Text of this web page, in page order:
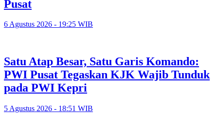
Pusat
6 Agustus 2026 - 19:25 WIB
Satu Atap Besar, Satu Garis Komando:
PWI Pusat Tegaskan KJK Wajib Tunduk
pada PWI Kepri
5 Agustus 2026 - 18:51 WIB